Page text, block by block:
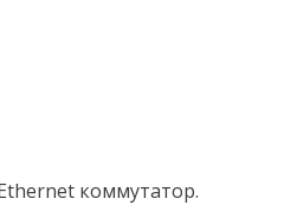
коммутатор.